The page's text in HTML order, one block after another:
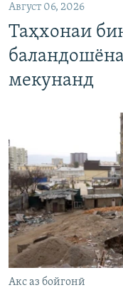
Август 06, 2026
Таҳхонаи
мекунанд
Акс аз бойгонӣ